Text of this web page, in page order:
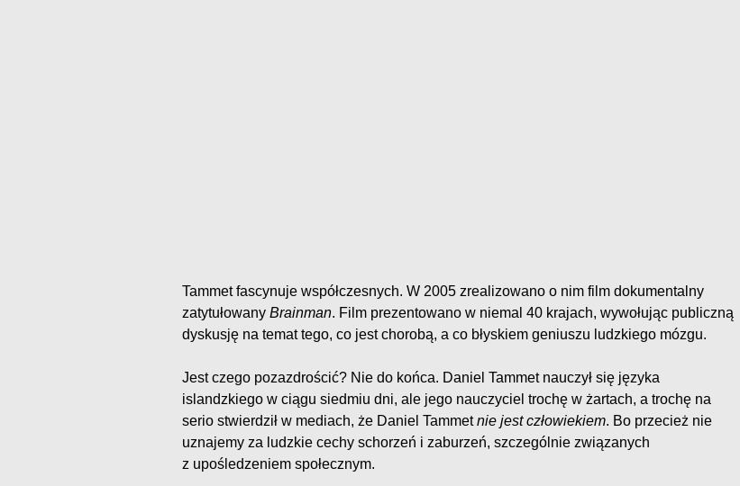
Tammet fascynuje współczesnych. W 2005 zrealizowano o nim film dokumentalny
zatytułowany Brainman. Film prezentowano w niemal 40 krajach, wywołując publiczną
dyskusję na temat tego, co jest chorobą, a co błyskiem geniuszu ludzkiego mózgu.
Jest czego pozazdrościć? Nie do końca. Daniel Tammet nauczył się języka
islandzkiego w ciągu siedmiu dni, ale jego nauczyciel trochę w żartach, a trochę na
serio stwierdził w mediach, że Daniel Tammetnie jest człowiekiem. Bo przecież nie
uznajemy za ludzkie cechy schorzeń i zaburzeń, szczególnie związanych
z upośledzeniem społecznym.